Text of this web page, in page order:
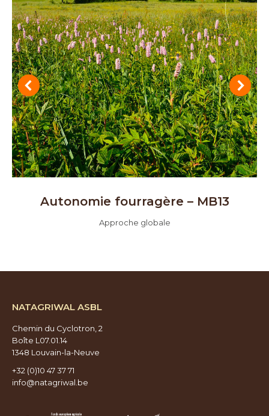
Autonomie fourragère – MB13
Approche globale
NATAGRIWAL ASBL
Chemin du Cyclotron, 2
Boîte L07.01.14
1348 Louvain-la-Neuve
+32 (0)10 47 37 71
info@natagriwal.be